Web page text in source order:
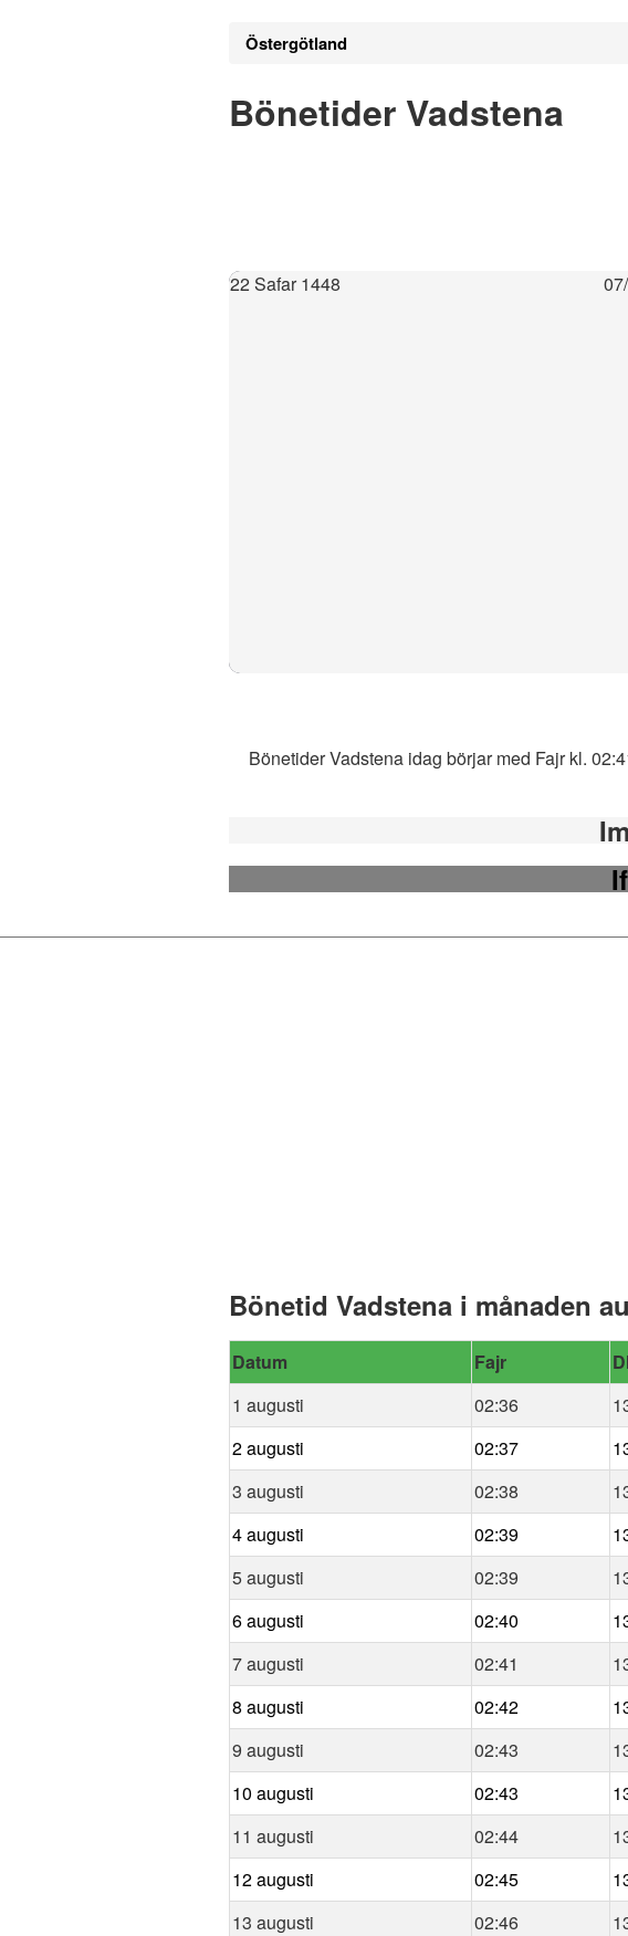
Östergötland
Bönetider Vadstena
22 Safar 1448
Bönetider Vadstena idag börjar med Fajr kl.
Bönetid Vadstena i månaden
Datum Fajr
1 augusti
02:36
2 augusti
02:37
3 augusti
02:38
4 augusti
02:39
5 augusti
02:39
6 augusti
02:40
7 augusti
02:41
8 augusti
02:42
9 augusti
02:43
10 augusti
02:43
11 augusti
02:44
12 augusti
02:45
13 augusti
02:46